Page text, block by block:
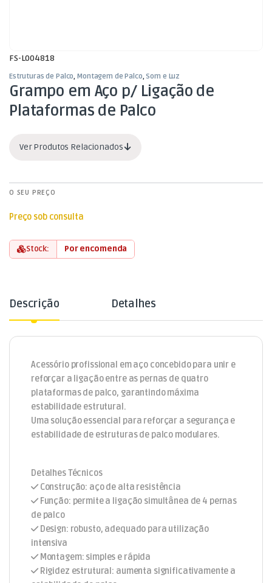
FS-L004818
Estruturas de Palco,Montagem de Palco,Som e Luz
Grampo em Aço p/ Ligação de
Plataformas de Palco
Ver Produtos Relacionados
O SEU PREÇO
Preço sob consulta
Stock: Por encomenda
Descrição Detalhes
Acessório profissional em aço concebido para unir e
reforçar a ligação entre as pernas de quatro
plataformas de palco, garantindo máxima
estabilidade estrutural.
Uma solução essencial para reforçar a segurança e
estabilidade de estruturas de palco modulares.
Detalhes Técnicos
Construção: aço de alta resistência
Função: permite a ligação simultânea de 4 pernas
de palco
Design: robusto, adequado para utilização
intensiva
Montagem: simples e rápida
Rigidez estrutural: aumenta significativamente a